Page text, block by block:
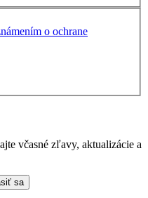
o ochrane
včasné zľavy, aktualizácie a
sa